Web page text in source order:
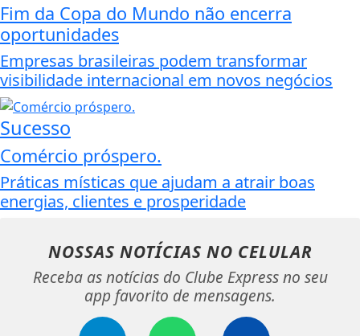
Fim da Copa do Mundo não encerra
oportunidades
Empresas brasileiras podem transformar
visibilidade internacional em novos negócios
Sucesso
Comércio próspero.
Práticas místicas que ajudam a atrair boas
energias, clientes e prosperidade
NOSSAS NOTÍCIAS NO CELULAR
Receba as notícias do Clube Express no seu
app favorito de mensagens.